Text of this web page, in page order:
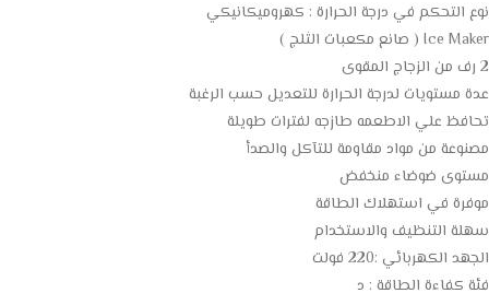
نوع التحكم في درجة الحرارة : كهروميكانيكي
Ice Maker ( صانع مكعبات الثلج )
2 رف من الزجاج المقوى
عدة مستويات لدرجة الحرارة للتعديل حسب الرغبة
تحافظ علي الاطعمه طازجه لفترات طويلة
مصنوعة من مواد مقاومة للتآكل والصدأ
مستوى ضوضاء منخفض
موفرة في استهلاك الطاقة
سهلة التنظيف والاستخدام
الجهد الكهربائي :220 فولت
فئة كفاءة الطاقة : د